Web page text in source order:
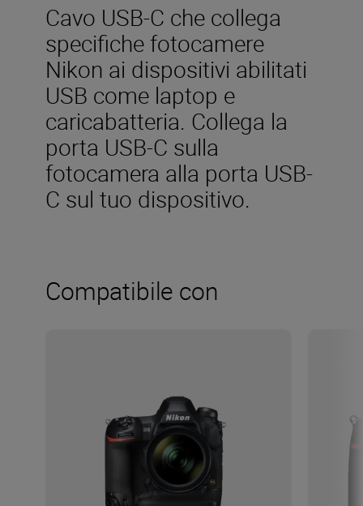
Cavo USB-C che collega
specifiche fotocamere
Nikon ai dispositivi abilitati
USB come laptop e
caricabatteria. Collega la
porta USB-C sulla
fotocamera alla porta USB-
C sul tuo dispositivo.
Compatibile con